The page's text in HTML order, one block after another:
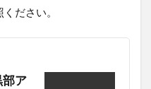
ださい。
部ア